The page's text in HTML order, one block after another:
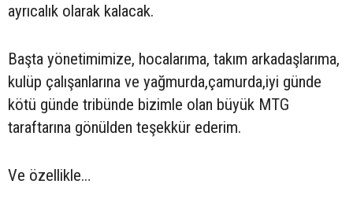
ayrıcalık olarak kalacak.
Başta yönetimimize, hocalarıma, takım arkadaşlarıma,
kulüp çalışanlarına ve yağmurda,çamurda,iyi günde
kötü günde tribünde bizimle olan büyük MTG
taraftarına gönülden teşekkür ederim.
Ve özellikle…